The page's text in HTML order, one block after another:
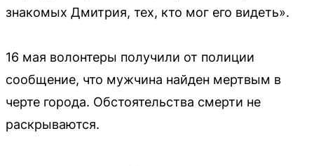
знакомых Дмитрия, тех, кто мог его видеть».
16 мая волонтеры получили от полиции
сообщение, что мужчина найден мертвым в
черте города. Обстоятельства смерти не
раскрываются.